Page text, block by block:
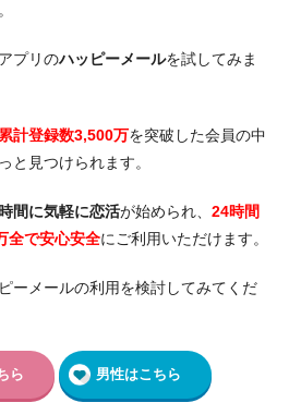
プリのハッピーメールを試してみま
累計登録数3,500万を突破した会員の中
と見つけられます。
間に気軽に恋活が始められ、 24時間
全で安心安全にご利用いただけます。
ーメールの利用を検討してみてくだ
ら 男性はこちら